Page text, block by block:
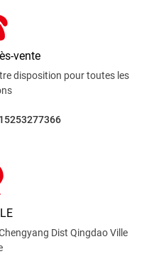
vente
disposition pour toutes les
Dist Qingdao Ville